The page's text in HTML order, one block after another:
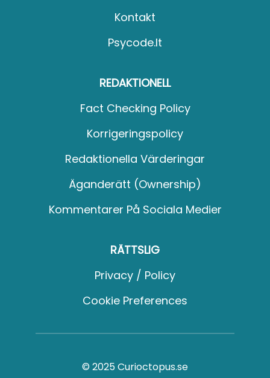
Kontakt
Psycode.it
REDAKTIONELL
Fact Checking Policy
Korrigeringspolicy
Redaktionella Värderingar
Äganderätt (Ownership)
Kommentarer På Sociala Medier
RÄTTSLIG
Privacy / Policy
Cookie Preferences
© 2025 Curioctopus.se